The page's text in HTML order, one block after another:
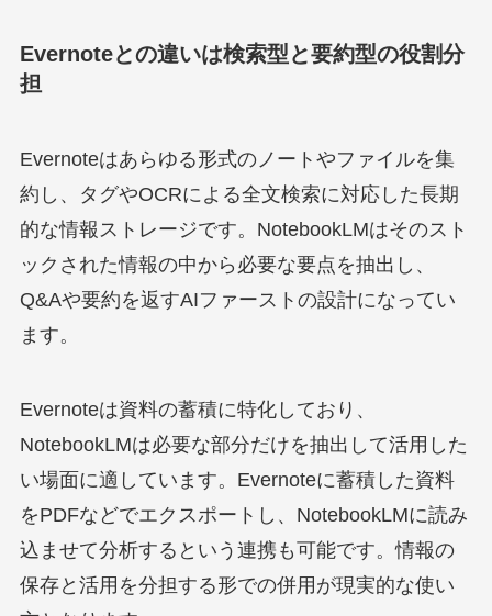
Evernoteとの違いは検索型と要約型の役割分
担
Evernoteはあらゆる形式のノートやファイルを集
約し、タグやOCRによる全文検索に対応した長期
的な情報ストレージです。NotebookLMはそのスト
ックされた情報の中から必要な要点を抽出し、
Q&Aや要約を返すAIファーストの設計になってい
ます。
Evernoteは資料の蓄積に特化しており、
NotebookLMは必要な部分だけを抽出して活用した
い場面に適しています。Evernoteに蓄積した資料
をPDFなどでエクスポートし、NotebookLMに読み
込ませて分析するという連携も可能です。情報の
保存と活用を分担する形での併用が現実的な使い